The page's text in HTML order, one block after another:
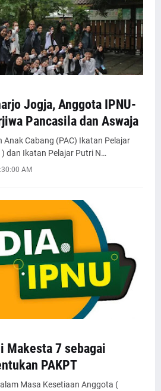
Jogja, Anggota IPNU-
Pancasila dan Aswaja
Anak Cabang (PAC) Ikatan Pelajar
dan Ikatan Pelajar Putri N…
AM
Makesta 7 sebagai
PAKPT
Masa Kesetiaan Anggota (